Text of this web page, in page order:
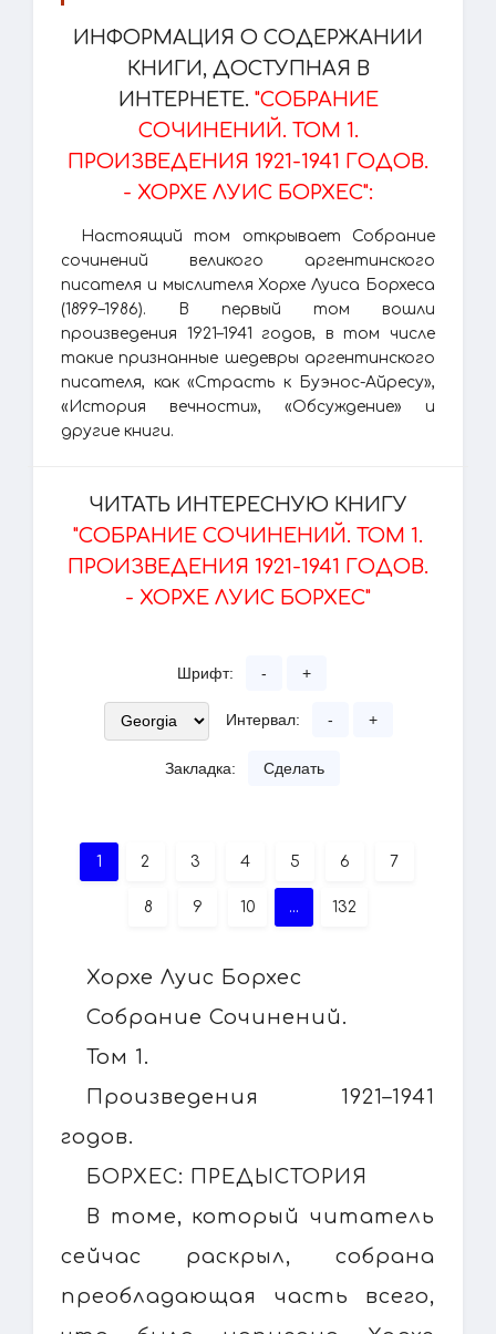
ИНФОРМАЦИЯ О СОДЕРЖАНИИ
КНИГИ, ДОСТУПНАЯ В
ИНТЕРНЕТЕ. "СОБРАНИЕ
СОЧИНЕНИЙ. ТОМ 1.
ПРОИЗВЕДЕНИЯ 1921-1941 ГОДОВ.
- ХОРХЕ ЛУИС БОРХЕС":
Настоящий том открывает Собрание
сочинений великого аргентинского
писателя и мыслителя Хорхе Луиса Борхеса
(1899–1986). В первый том вошли
произведения 1921–1941 годов, в том числе
такие признанные шедевры аргентинского
писателя, как «Страсть к Буэнос-Айресу»,
«История вечности», «Обсуждение» и
другие книги.
ЧИТАТЬ ИНТЕРЕСНУЮ КНИГУ
"СОБРАНИЕ СОЧИНЕНИЙ. ТОМ 1.
ПРОИЗВЕДЕНИЯ 1921-1941 ГОДОВ.
- ХОРХЕ ЛУИС БОРХЕС"
Шрифт: - +
Интервал: - +
Закладка: Сделать
1 2 3 4 5 6 7
8 9 10 ... 132
Хорхе Луис Борхес
Собрание Сочинений.
Том 1.
Произведения 1921–1941
годов.
БОРХЕС: ПРЕДЫСТОРИЯ
В томе, который читатель
сейчас раскрыл, собрана
преобладающая часть всего,